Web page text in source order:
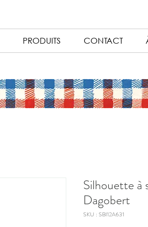
PRODUITS CONTACT
Silhouette à
Dagobert
SKU : SBI12A631